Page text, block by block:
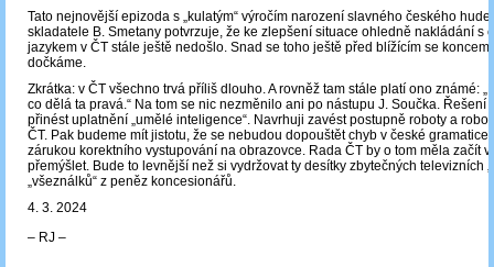
Tato nejnovější epizoda s „kulatým“ výročím narození slavného českého
skladatele B. Smetany potvrzuje, že ke zlepšení situace ohledně nakládání s
jazykem v ČT stále ještě nedošlo. Snad se toho ještě před blížícím se koncem
dočkáme.
Zkrátka: v ČT všechno trvá příliš dlouho. A rovněž tam stále platí ono známé:
co dělá ta pravá.“ Na tom se nic nezměnilo ani po nástupu J. Součka. Řešení
přinést uplatnění „umělé inteligence“. Navrhuji zavést postupně roboty a
ČT. Pak budeme mít jistotu, že se nebudou dopouštět chyb v české gramatice
zárukou korektního vystupování na obrazovce. Rada ČT by o tom měla začít
přemýšlet. Bude to levnější než si vydržovat ty desítky zbytečných televizních
„všeználků“ z peněz koncesionářů.
4. 3. 2024
‒ RJ ‒